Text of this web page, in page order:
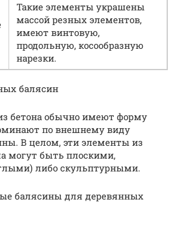
Такие элементы украшены
массой резных элементов,
имеют винтовую,
продольную, косообразную
нарезки.
балясин
бетона обычно имеют форму
по внешнему виду
В целом, эти элементы из
могут быть плоскими,
либо скульптурными.
балясины для деревянных